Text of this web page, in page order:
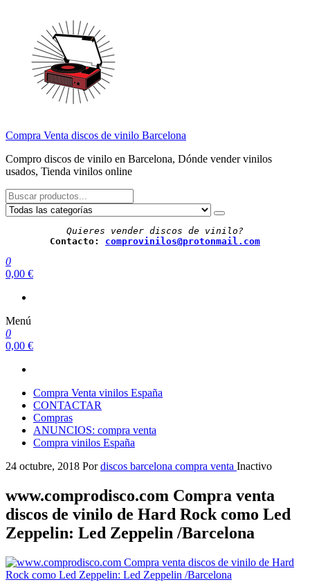
contenido
Compra Venta discos de vinilo Barcelona
Compro discos de vinilo en Barcelona, Dónde vender vinilos
usados, Tienda vinilos online
Quieres vender discos de vinilo?
Contacto: comprovinilos@protonmail.com
0
0,00 €
Menú
0
0,00 €
Compra Venta vinilos España
CONTACTAR
Compras
ANUNCIOS: compra venta
Compra vinilos España
24 octubre, 2018 Por discos barcelona compra venta Inactivo
www.comprodisco.com Compra venta
discos de vinilo de Hard Rock como Led
Zeppelin: ‎Led Zeppelin /Barcelona